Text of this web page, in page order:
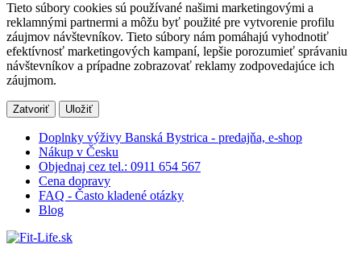
Tieto súbory cookies sú používané našimi marketingovými a
reklamnými partnermi a môžu byť použité pre vytvorenie profilu
záujmov návštevníkov. Tieto súbory nám pomáhajú vyhodnotiť
efektívnosť marketingových kampaní, lepšie porozumieť správaniu
návštevníkov a prípadne zobrazovať reklamy zodpovedajúce ich
záujmom.
Zatvoriť Uložiť
Doplnky výživy Banská Bystrica - predajňa, e-shop
Nákup v Česku
Objednaj cez tel.: 0911 654 567
Cena dopravy
FAQ - Často kladené otázky
Blog